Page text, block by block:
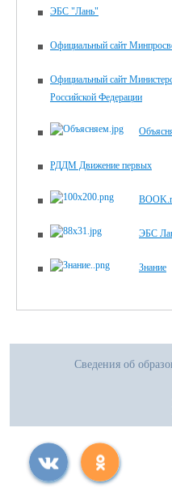
ЭБС "Лань"
Официальный сайт
Официальный сайт
Российской Федерации
РДДМ Движение первых
ЭБС
Знание
Сведения об